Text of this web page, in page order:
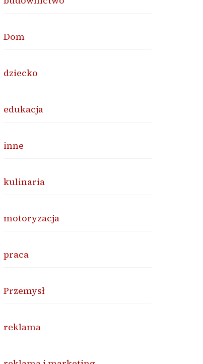
Dom
dziecko
edukacja
inne
kulinaria
motoryzacja
praca
Przemysł
reklama